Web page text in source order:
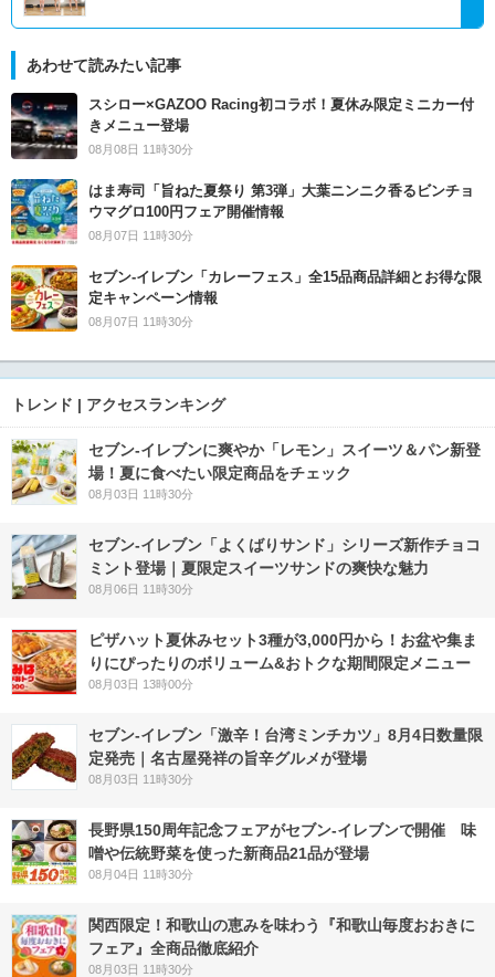
あわせて読みたい記事
スシロー×GAZOO Racing初コラボ！夏休み限定ミニカー付
きメニュー登場
08月08日 11時30分
はま寿司「旨ねた夏祭り 第3弾」大葉ニンニク香るビンチョ
ウマグロ100円フェア開催情報
08月07日 11時30分
セブン‐イレブン「カレーフェス」全15品商品詳細とお得な限
定キャンペーン情報
08月07日 11時30分
トレンド | アクセスランキング
セブン‐イレブンに爽やか「レモン」スイーツ＆パン新登
場！夏に食べたい限定商品をチェック
08月03日 11時30分
セブン‐イレブン「よくばりサンド」シリーズ新作チョコ
ミント登場｜夏限定スイーツサンドの爽快な魅力
08月06日 11時30分
ピザハット夏休みセット3種が3,000円から！お盆や集ま
りにぴったりのボリューム&おトクな期間限定メニュー
08月03日 13時00分
セブン-イレブン「激辛！台湾ミンチカツ」8月4日数量限
定発売｜名古屋発祥の旨辛グルメが登場
08月03日 11時30分
長野県150周年記念フェアがセブン-イレブンで開催 味
噌や伝統野菜を使った新商品21品が登場
08月04日 11時30分
関西限定！和歌山の恵みを味わう『和歌山毎度おおきに
フェア』全商品徹底紹介
08月03日 11時30分